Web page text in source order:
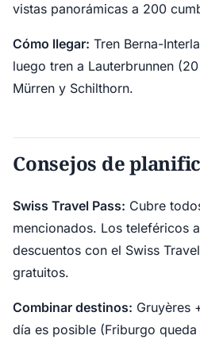
vistas panorámicas a 200
Cómo llegar: Tren Berna-
luego tren a Lauterbrunnen
Mürren y Schilthorn.
Consejos de
Swiss Travel Pass: Cubre
mencionados. Los teleféricos
descuentos con el Swiss
gratuitos.
Combinar destinos: Gruyères
día es posible (Friburgo